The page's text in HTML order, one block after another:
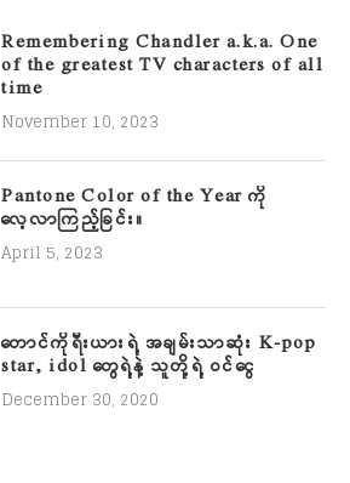
Remembering Chandler a.k.a. One
of the greatest TV characters of all
time
November 10, 2023
Pantone Color of the Year ကို
လေ့လာကြည့်ခြင်း။
April 5, 2023
တောင်ကိုရီးယားရဲ့ အချမ်းသာဆုံး K-pop
star, idol တွေရဲ့နဲ့ သူတို့ရဲ့ ဝင်ငွေ
December 30, 2020